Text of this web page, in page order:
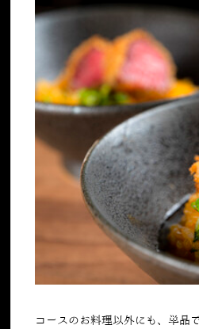
コースのお料理以外にも、単品